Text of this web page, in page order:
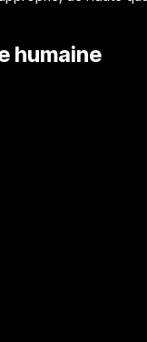
humaine